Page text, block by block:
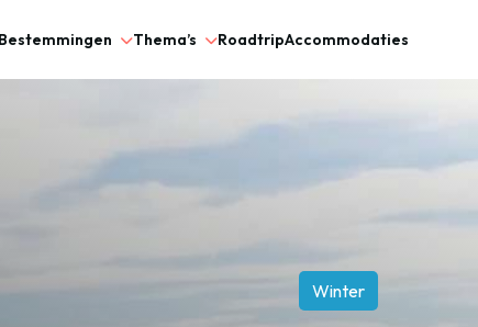
Bestemmingen Thema’s RoadtripAccommodaties
Winter